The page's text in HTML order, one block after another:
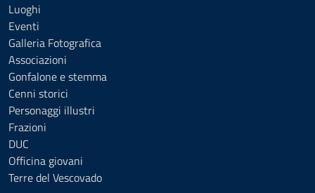
Luoghi
Eventi
Galleria Fotografica
Associazioni
Gonfalone e stemma
Cenni storici
Personaggi illustri
Frazioni
DUC
Officina giovani
Terre del Vescovado